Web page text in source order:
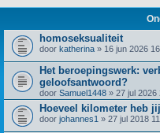
homoseksualiteit
door katherina » 16 jun 2026
Het beroepingswerk:
geloofsantwoord?
door Samuel1448 » 27 jul 2026
Hoeveel kilometer heb
door johannes1 » 27 jul 2018